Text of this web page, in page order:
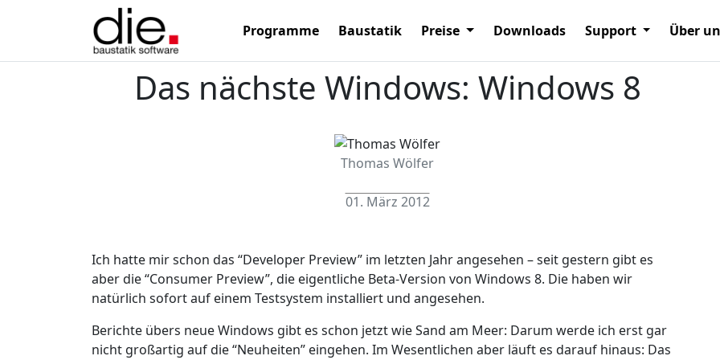
Programme Baustatik Preise Downloads Support Über
Das nächste Windows: Windows 8
Thomas Wölfer
01. März 2012
Ich hatte mir schon das “Developer Preview” im letzten Jahr angesehen – seit gestern gibt es
aber die “Consumer Preview”, die eigentliche Beta-Version von Windows 8. Die haben wir
natürlich sofort auf einem Testsystem installiert und angesehen.
Berichte übers neue Windows gibt es schon jetzt wie Sand am Meer: Darum werde ich erst gar
nicht großartig auf die “Neuheiten” eingehen. Im Wesentlichen aber läuft es darauf hinaus: Das